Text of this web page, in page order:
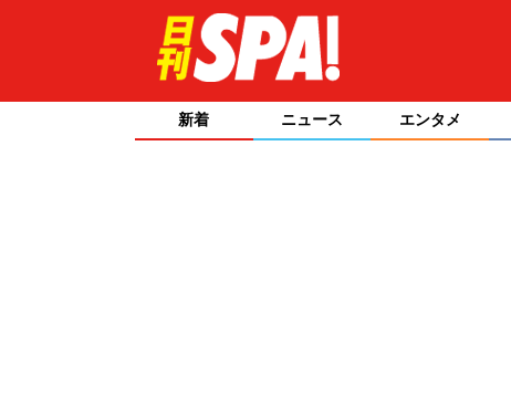
新着 ニュース エンタメ